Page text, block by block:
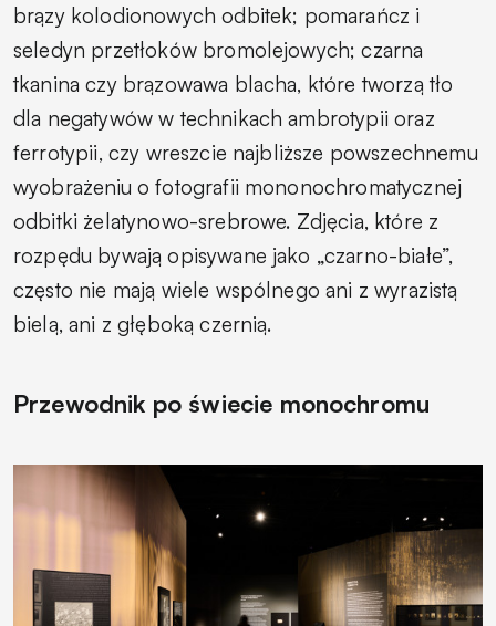
brązy kolodionowych odbitek; pomarańcz i
seledyn przetłoków bromolejowych; czarna
tkanina czy brązowawa blacha, które tworzą tło
dla negatywów w technikach ambrotypii oraz
ferrotypii, czy wreszcie najbliższe powszechnemu
wyobrażeniu o fotografii mononochromatycznej
odbitki żelatynowo-srebrowe. Zdjęcia, które z
rozpędu bywają opisywane jako „czarno-białe”,
często nie mają wiele wspólnego ani z wyrazistą
bielą, ani z głęboką czernią.
Przewodnik po świecie monochromu